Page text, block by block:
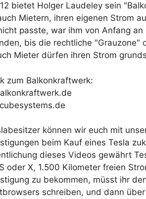
bietet Holger Laudeley sein
Mietern, ihren eigenen Strom
passte, war ihm von Anfang
bis die rechtliche "Grauzone"
Mieter dürfen ihren Strom
zum Balkonkraftwerk:
können wir euch mit
beim Kauf eines Tesla
dieses Videos gewährt
oder X, 1.500 Kilometer freien
zu bekommen, müsst ihr
schreiben, und dann